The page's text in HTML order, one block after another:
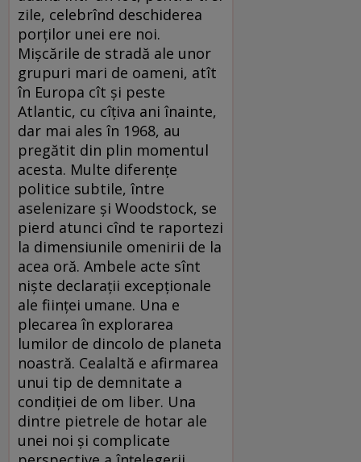
zile, celebrînd deschiderea
porților unei ere noi.
Mișcările de stradă ale unor
grupuri mari de oameni, atît
în Europa cît și peste
Atlantic, cu cîțiva ani înainte,
dar mai ales în 1968, au
pregătit din plin momentul
acesta. Multe diferențe
politice subtile, între
aselenizare și Woodstock, se
pierd atunci cînd te raportezi
la dimensiunile omenirii de la
acea oră. Ambele acte sînt
niște declarații excepționale
ale ființei umane. Una e
plecarea în explorarea
lumilor de dincolo de planeta
noastră. Cealaltă e afirmarea
unui tip de demnitate a
condiției de om liber. Una
dintre pietrele de hotar ale
unei noi și complicate